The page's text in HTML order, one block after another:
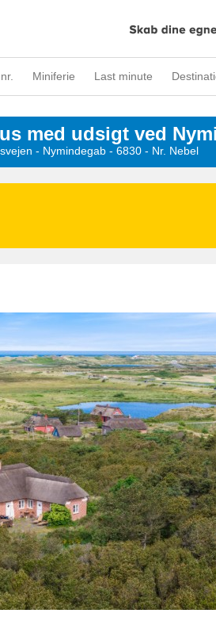
Miniferie Last minute
med udsigt ved
- Nymindegab - 6830 - Nr. Nebel